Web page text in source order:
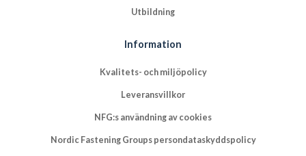
Utbildning
Information
Kvalitets- och miljöpolicy
Leveransvillkor
NFG:s användning av cookies
Nordic Fastening Groups persondataskyddspolicy